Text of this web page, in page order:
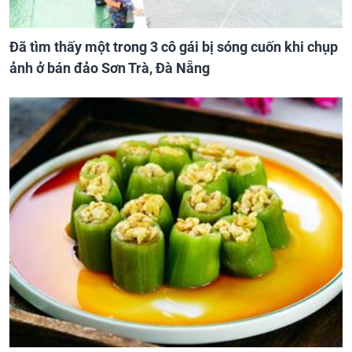
Đã tìm thấy một trong 3 cô gái bị sóng cuốn khi chụp
ảnh ở bán đảo Sơn Trà, Đà Nẵng